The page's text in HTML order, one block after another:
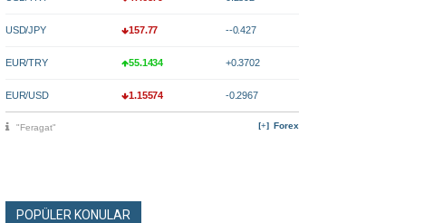
USD/JPY 157.77 --0.427
EUR/TRY 55.1434 +0.3702
EUR/USD 1.15574 -0.2967
Forex
"Feragat"
POPÜLER KONULAR